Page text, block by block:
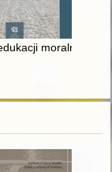
odmoralnej